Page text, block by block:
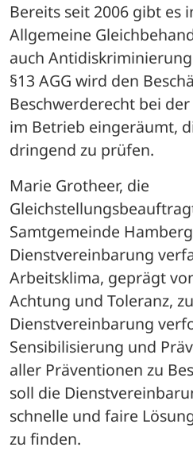
Bereits seit 2006 gibt es
Allgemeine
auch
§13 AGG wird den
Beschwerderecht bei
im Betrieb eingeräumt,
dringend zu prüfen.
Marie Grotheer, die
Samtgemeinde
Dienstvereinbarung
Arbeitsklima, geprägt
Achtung und Toleranz,
Dienstvereinbarung
Sensibilisierung und
aller Präventionen zu
soll die
schnelle und faire
zu finden.